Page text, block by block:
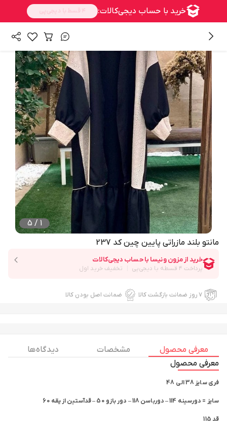
1
/
5
مانتو بلند مازراتی پایین چین کد 237
۷ روز ضمانت بازگشت کالا ضمانت اصل بودن کالا
معرفی محصول مشخصات
دیدگاه ها
معرفی محصول
فری سایز 38 الی 48
سایز = دورسینه 114 – دورباسن 118 – دور بازو 50 – قدآستین از یقه 60
قد 115